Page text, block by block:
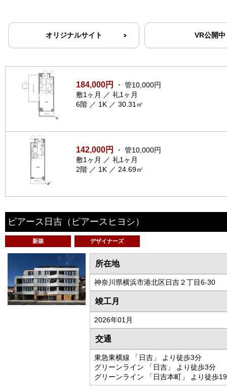
オリジナルサイト VR公開中
184,000円
・ 管10,000円
敷1ヶ月 ／ 礼1ヶ月
6階 ／ 1K ／ 30.31㎡
142,000円
・ 管10,000円
敷1ヶ月 ／ 礼1ヶ月
2階 ／ 1K ／ 24.69㎡
ピアース日吉 （ピアースヒヨシ）
新築 デザイナーズ
所在地
神奈川県横浜市港北区日吉２丁目6-30
竣工月
2026年01月
交通
東急東横線 「日吉」 より徒歩3分
グリーンライン 「日吉」 より徒歩3分
グリーンライン 「日吉本町」 より徒歩